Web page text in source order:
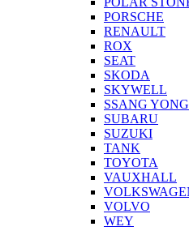
PORSCHE
RENAULT
ROX
SEAT
SKODA
SKYWELL
SSANG YONG
SUBARU
SUZUKI
TANK
TOYOTA
VAUXHALL
VOLVO
WEY